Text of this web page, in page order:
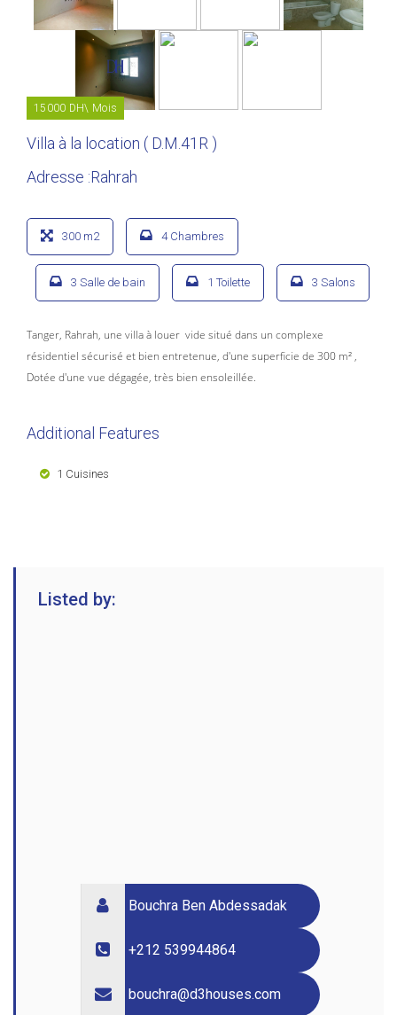
15000 DH\ Mois
Villa à la location ( D.M.41R )
Adresse :Rahrah
300 m2 4 Chambres
3 Salle de bain 1 Toilette 3 Salons
Tanger, Rahrah, une villa à louer vide situé dans un complexe
résidentiel sécurisé et bien entretenue, d'une superficie de 300 m² ,
Dotée d'une vue dégagée, très bien ensoleillée.
Additional Features
1 Cuisines
Listed by:
Bouchra Ben Abdessadak
+212 539944864
bouchra@d3houses.com